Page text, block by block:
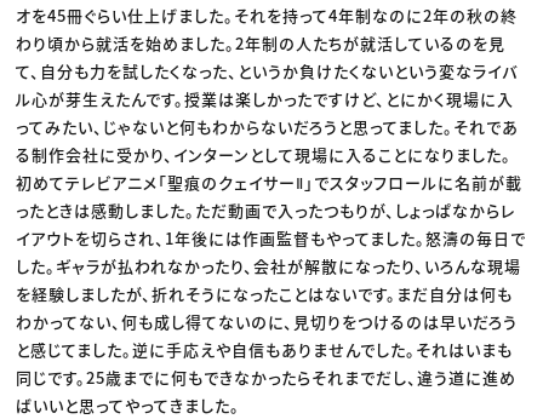
オを45冊ぐらい仕上げました。それを持って4年制なのに2年の秋の終
わり頃から就活を始めました。2年制の人たちが就活しているのを見
て、自分も力を試したくなった、というか負けたくないという変なライバ
ル心が芽生えたんです。授業は楽しかったですけど、とにかく現場に入
ってみたい、じゃないと何もわからないだろうと思ってました。それであ
る制作会社に受かり、インターンとして現場に入ることになりました。
初めてテレビアニメ「聖痕のクェイサーⅡ」でスタッフロールに名前が載
ったときは感動しました。ただ動画で入ったつもりが、しょっぱなからレ
イアウトを切らされ、1年後には作画監督もやってました。怒濤の毎日で
した。ギャラが払われなかったり、会社が解散になったり、いろんな現場
を経験しましたが、折れそうになったことはないです。まだ自分は何も
わかってない、何も成し得てないのに、見切りをつけるのは早いだろう
と感じてました。逆に手応えや自信もありませんでした。それはいまも
同じです。25歳までに何もできなかったらそれまでだし、違う道に進め
ばいいと思ってやってきました。